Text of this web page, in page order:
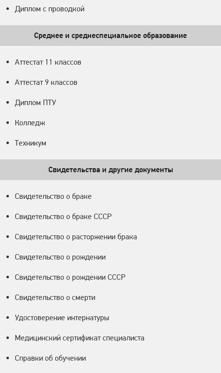
Диплом с проводкой
Среднее и среднеспециальное образование
Аттестат 11 классов
Аттестат 9 классов
Диплом ПТУ
Колледж
Техникум
Свидетельства и другие документы
Свидетельство о браке
Свидетельство о браке СССР
Свидетельство о расторжении брака
Свидетельство о рождении
Свидетельство о рождении СССР
Свидетельство о смерти
Удостоверение интернатуры
Медицинский сертификат специалиста
Справки об обучении